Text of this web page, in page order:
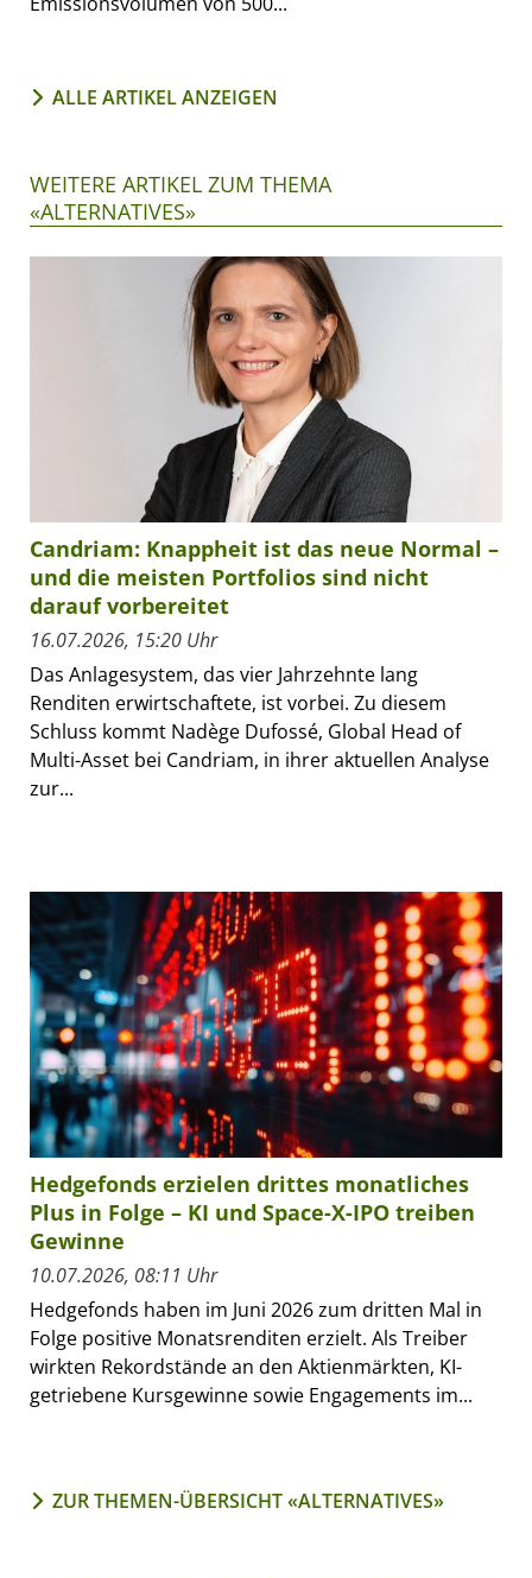
ALLE ARTIKEL ANZEIGEN
WEITERE ARTIKEL ZUM THEMA
«ALTERNATIVES»
Candriam: Knappheit ist das neue Normal –
und die meisten Portfolios sind nicht
darauf vorbereitet
16.07.2026, 15:20 Uhr
Das Anlagesystem, das vier Jahrzehnte lang
Renditen erwirtschaftete, ist vorbei. Zu diesem
Schluss kommt Nadège Dufossé, Global Head of
Multi-Asset bei Candriam, in ihrer aktuellen Analyse
zur...
Hedgefonds erzielen drittes monatliches
Plus in Folge – KI und Space-X-IPO treiben
Gewinne
10.07.2026, 08:11 Uhr
Hedgefonds haben im Juni 2026 zum dritten Mal in
Folge positive Monatsrenditen erzielt. Als Treiber
wirkten Rekordstände an den Aktienmärkten, KI-
getriebene Kursgewinne sowie Engagements im...
ZUR THEMEN-ÜBERSICHT «ALTERNATIVES»